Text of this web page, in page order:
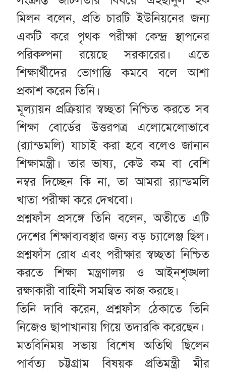
মিলন বলেন, প্রতি চারটি ইউনিয়নের জন্য
একটি করে পৃথক পরীক্ষা কেন্দ্র স্থাপনের
পরিকল্পনা রয়েছে সরকারের। এতে
শিক্ষার্থীদের ভোগান্তি কমবে বলে আশা
প্রকাশ করেন তিনি।
মূল্যায়ন প্রক্রিয়ার স্বচ্ছতা নিশ্চিত করতে সব
শিক্ষা বোর্ডের উত্তরপত্র এলোমেলোভাবে
(র‌্যান্ডমলি) যাচাই করা হবে বলেও জানান
শিক্ষামন্ত্রী। তার ভাষ্য, কেউ কম বা বেশি
নম্বর দিচ্ছেন কি না, তা আমরা র‌্যান্ডমলি
খাতা পরীক্ষা করে দেখবো।
প্রশ্নফাঁস প্রসঙ্গে তিনি বলেন, অতীতে এটি
দেশের শিক্ষাব্যবস্থার জন্য বড় চ্যালেঞ্জ ছিল।
প্রশ্নফাঁস রোধ এবং পরীক্ষার স্বচ্ছতা নিশ্চিত
করতে শিক্ষা মন্ত্রণালয় ও আইনশৃঙ্খলা
রক্ষাকারী বাহিনী সমন্বিত কাজ করছে।
তিনি দাবি করেন, প্রশ্নফাঁস ঠেকাতে তিনি
নিজেও ছাপাখানায় গিয়ে তদারকি করেছেন।
মতবিনিময় সভায় বিশেষ অতিথি ছিলেন
পার্বত্য চট্টগ্রাম বিষয়ক প্রতিমন্ত্রী মীর